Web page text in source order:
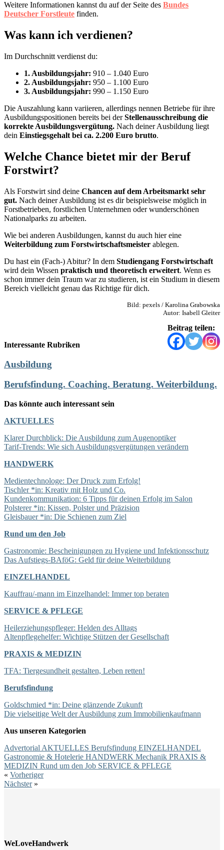
Weitere Informationen kannst du auf der Seite des Bundes
Deutscher Forstleute finden.
Was kann ich verdienen?
Im Durchschnitt verdienst du:
1. Ausbildungsjahr: 910 – 1.040 Euro
2. Ausbildungsjahr: 950 – 1.100 Euro
3. Ausbildungsjahr: 990 – 1.150 Euro
Die Auszahlung kann variieren, allerdings nennen Betriebe für ihre
Ausbildungspositionen bereits bei derStellenausschreibung die
korrekte Ausbildungsvergütung. Nach deiner Ausbildung liegt
dein Einstiegsgehalt bei ca. 2.200 Euro brutto.
Welche Chance bietet mir der Beruf
Forstwirt?
Als Forstwirt sind deine Chancen auf dem Arbeitsmarkt sehr
gut. Nach deiner Ausbildung ist es dir beispielsweise möglich in
Forstbetrieben, forstlichen Unternehmen oder wunderschönen
Nationalparks zu arbeiten.
Wie bei anderen Ausbildungen, kannst du auch hier eine
Weiterbildung zum Forstwirtschaftsmeister ablegen.
Du hast ein (Fach-) Abitur? In dem Studiengang Forstwirtschaft
wird dein Wissen praktisch und theoretisch erweitert. Wenn es
schon immer dein Traum war zu studieren, ist ein Studium in diesem
Bereich vielleicht genau das Richtige für dich.
Bild: pexels / Karolina Grabowska
Autor: Isabell Gleiter
Beitrag teilen:
Interessante Rubriken
Ausbildung
Berufsfindung. Coaching. Beratung. Weiterbildung.
Das könnte auch interessant sein
AKTUELLES
Klarer Durchblick: Die Ausbildung zum Augenoptiker
Tarif-Trends: Wie sich Ausbildungsvergütungen verändern
HANDWERK
Medientechnologe: Der Druck zum Erfolg!
Tischler *in: Kreativ mit Holz und Co.
Kundenkommunikation: 6 Tipps für deinen Erfolg im Salon
Polsterer *in: Kissen, Polster und Präzision
Gleisbauer *in: Die Schienen zum Ziel
Rund um den Job
Gastronomie: Bescheinigungen zu Hygiene und Infektionsschutz
Das Aufstiegs-BAföG: Geld für deine Weiterbildung
EINZELHANDEL
Kauffrau/-mann im Einzelhandel: Immer top beraten
SERVICE & PFLEGE
Heilerziehungspfleger: Helden des Alltags
Altenpflegehelfer: Wichtige Stützen der Gesellschaft
PRAXIS & MEDIZIN
TFA: Tiergesundheit gestalten, Leben retten!
Berufsfindung
Goldschmied *in: Deine glänzende Zukunft
Die vielseitige Welt der Ausbildung zum Immobilienkaufmann
Aus unseren Kategorien
Advertorial AKTUELLES Berufsfindung EINZELHANDEL
Gastronomie & Hotelerie HANDWERK Mechanik PRAXIS &
MEDIZIN Rund um den Job SERVICE & PFLEGE
« Vorheriger
Nächster»
WeLoveHandwerk